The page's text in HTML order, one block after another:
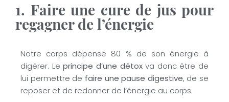
1. Faire une cure de jus pour
regagner de l’énergie
Notre corps dépense 80 % de son énergie à
digérer. Leprincipe d’une détoxva donc être de
lui permettre de faire une pause digestive, de se
reposer et de redonner de l’énergie au corps.